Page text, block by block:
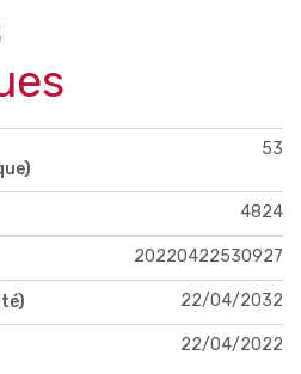
53
4824
20220422530927
22/04/2032
22/04/2022